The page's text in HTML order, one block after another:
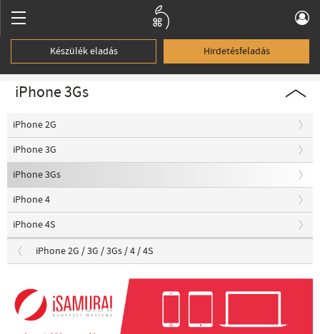
Készülék eladás Hirdetésfeladás
iPhone 3Gs
iPhone 2G
iPhone 3G
iPhone 3Gs
iPhone 4
iPhone 4S
iPhone 2G / 3G / 3Gs / 4 / 4S